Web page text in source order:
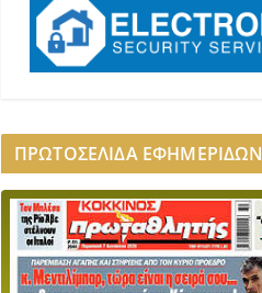
ΠΡΩΤΟΣΕΛΙΔΑ ΕΦΗΜΕΡΙΔΩΝ